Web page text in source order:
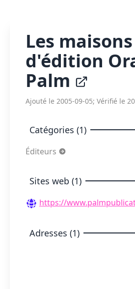
Les maisons
d'édition
Palm
Ajouté le 2005-09-05; Vérifié le
Catégories (1)
Éditeurs
Sites web (1)
https://
Adresses (1)